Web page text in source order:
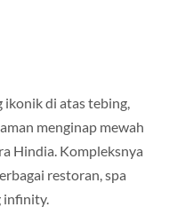
ikonik di atas tebing,
menginap mewah
Hindia. Kompleksnya
restoran, spa
infinity.